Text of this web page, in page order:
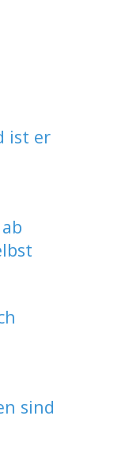
ist er
sind